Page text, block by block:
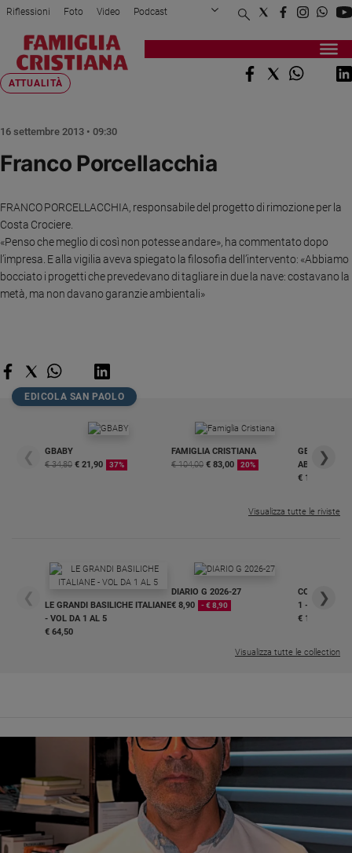
Attualità
Italia
Economia
Sport
Interviste
Papa
Chiesa
Santi
Santo
Diritti
Aziende
valore
Riflessioni Foto Video Podcast
Privacy Policy Chi siamo
Registrati Redazione
Home page Attualità
ATTUALITÀ
Franco Porcellacchia
16 settembre 2013 • 09:30
FRANCO PORCELLACCHIA, responsabile del progetto di rimozione per la
Costa Crociere.
«Penso che meglio di così non potesse andare», ha commentato dopo
l’impresa. E alla vigilia aveva spiegato la filosofia dell’intervento: «Abbiamo
bocciato i progetti che prevedevano di tagliare in due la nave: costavano la
metà, ma non davano garanzie ambientali»
EDICOLA SAN PAOLO
❮
GBABY
€ 34,80 € 21,90 37%
FAMIGLIA CRISTIANA
€ 104,00 € 83,00 20%
GBABY
€ 16,99
❯
Visualizza tutte le riviste
❮
LE GRANDI BASILICHE ITALIANE
- VOL DA 1 AL 5
€ 64,50
DIARIO G 2026-27
€ 8,90
- € 8,90
COLLANA
1 - 2
€ 18,50
❯
Visualizza tutte le collection